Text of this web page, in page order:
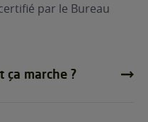
par le Bureau
ça marche ?